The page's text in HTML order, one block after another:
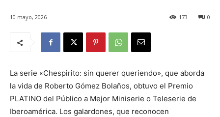
10 mayo, 2026 0
173
La serie «Chespirito: sin querer queriendo», que aborda
la vida de Roberto Gómez Bolaños, obtuvo el Premio
PLATINO del Público a Mejor Miniserie o Teleserie de
Iberoamérica. Los galardones, que reconocen